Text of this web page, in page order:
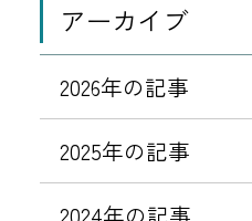
(
コ
ト
バ
ル
アーカイブ
2026年の記事
2025年の記事
2024年の記事